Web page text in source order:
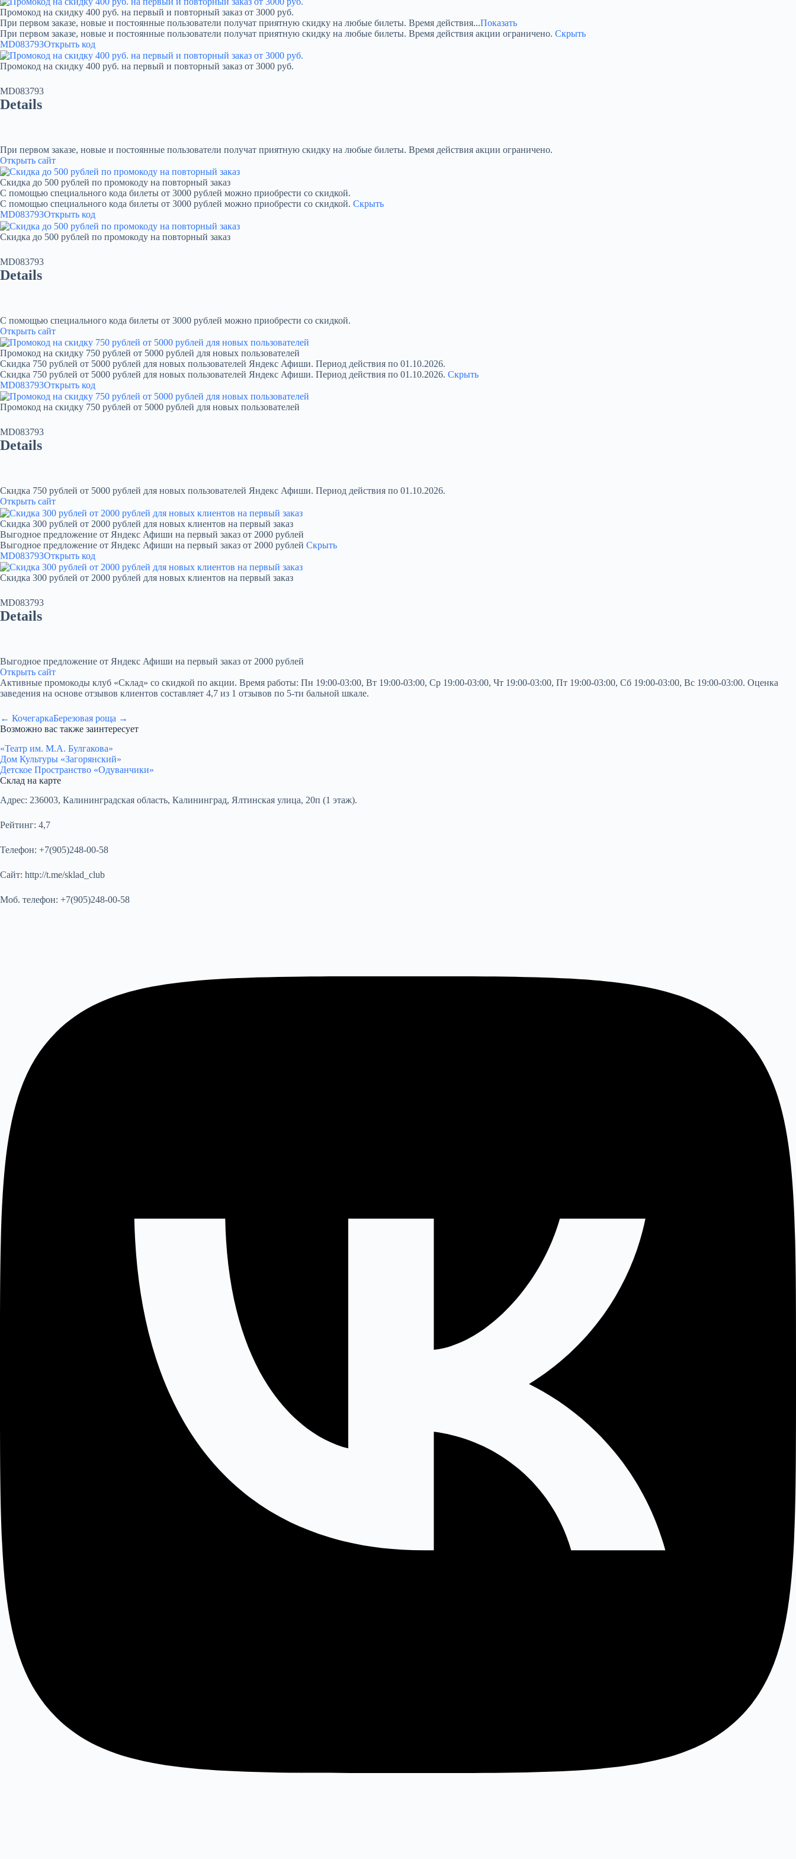
Промокод на скидку 400 руб. на первый и повторный заказ от 3000 руб.
При первом заказе, новые и постоянные пользователи получат приятную скидку на любые билеты. Время действия...Показать
При первом заказе, новые и постоянные пользователи получат приятную скидку на любые билеты. Время действия акции ограничено. Скрыть
MD083793Открыть код
Промокод на скидку 400 руб. на первый и повторный заказ от 3000 руб.
MD083793
Details
При первом заказе, новые и постоянные пользователи получат приятную скидку на любые билеты. Время действия акции ограничено.
Открыть сайт
Скидка до 500 рублей по промокоду на повторный заказ
С помощью специального кода билеты от 3000 рублей можно приобрести со скидкой.
С помощью специального кода билеты от 3000 рублей можно приобрести со скидкой. Скрыть
MD083793Открыть код
Скидка до 500 рублей по промокоду на повторный заказ
MD083793
Details
С помощью специального кода билеты от 3000 рублей можно приобрести со скидкой.
Открыть сайт
Промокод на скидку 750 рублей от 5000 рублей для новых пользователей
Скидка 750 рублей от 5000 рублей для новых пользователей Яндекс Афиши. Период действия по 01.10.2026.
Скидка 750 рублей от 5000 рублей для новых пользователей Яндекс Афиши. Период действия по 01.10.2026. Скрыть
MD083793Открыть код
Промокод на скидку 750 рублей от 5000 рублей для новых пользователей
MD083793
Details
Скидка 750 рублей от 5000 рублей для новых пользователей Яндекс Афиши. Период действия по 01.10.2026.
Открыть сайт
Скидка 300 рублей от 2000 рублей для новых клиентов на первый заказ
Выгодное предложение от Яндекс Афиши на первый заказ от 2000 рублей
Выгодное предложение от Яндекс Афиши на первый заказ от 2000 рублей Скрыть
MD083793Открыть код
Скидка 300 рублей от 2000 рублей для новых клиентов на первый заказ
MD083793
Details
Выгодное предложение от Яндекс Афиши на первый заказ от 2000 рублей
Открыть сайт
Активные промокоды клуб «Склад» со скидкой по акции. Время работы: Пн 19:00-03:00, Вт 19:00-03:00, Ср 19:00-03:00, Чт 19:00-03:00, Пт 19:00-03:00, Сб 19:00-03:00, Вс 19:00-03:00. Оценка
заведения на основе отзывов клиентов составляет 4,7 из 1 отзывов по 5-ти бальной шкале.
← КочегаркаБерезовая роща →
Возможно вас также заинтересует
«Театр им. М.А. Булгакова»
Дом Культуры «Загорянский»
Детское Пространство «Одуванчики»
Склад на карте
Адрес: 236003, Калининградская область, Калининград, Ялтинская улица, 20п (1 этаж).
Рейтинг: 4,7
Телефон: +7(905)248-00-58
Сайт: http://t.me/sklad_club
Моб. телефон: +7(905)248-00-58